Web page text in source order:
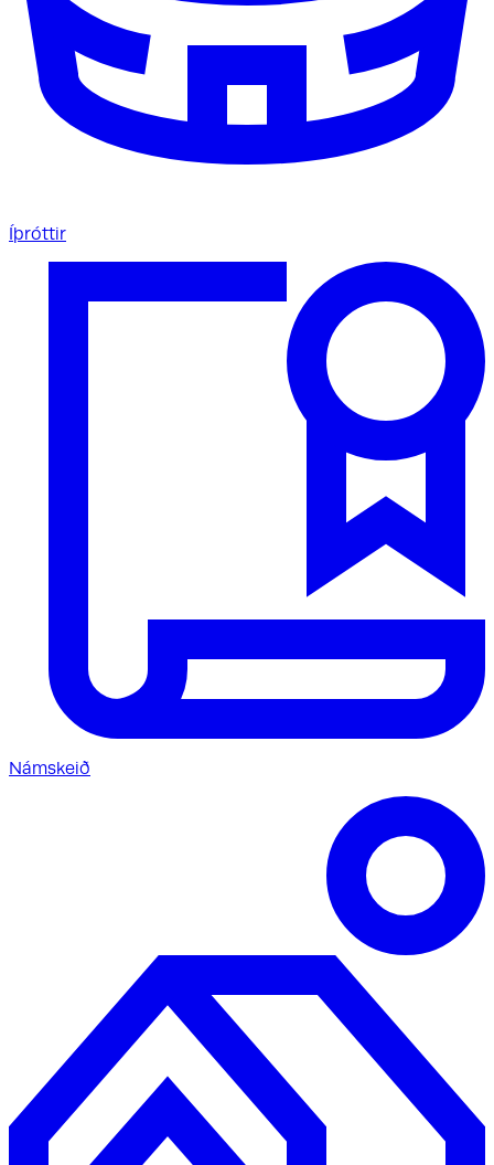
Íþróttir
Námskeið